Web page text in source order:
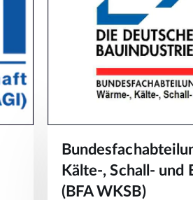
Kälte-, Schall- und
(BFA WKSB)